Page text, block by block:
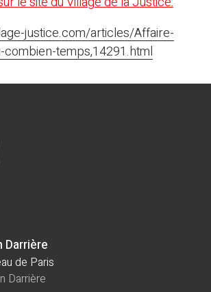
justice.com/articles/Affaire-
combien-temps,14291.html
Darrière
de Paris
Darrière